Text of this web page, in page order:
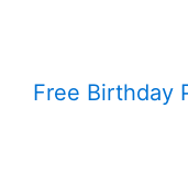
Free Birthday